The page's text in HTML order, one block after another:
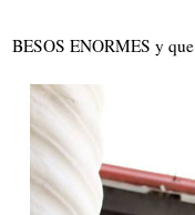
BESOS ENORMES y